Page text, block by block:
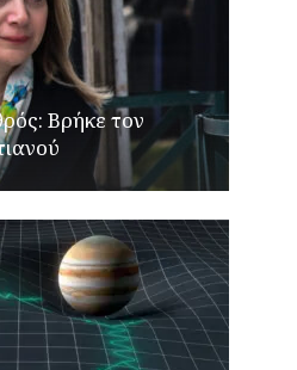
Βρήκε τον